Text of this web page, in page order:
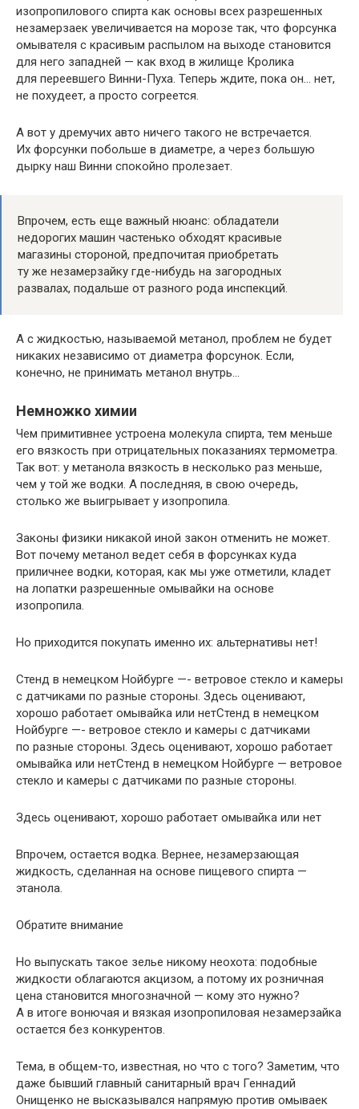
изопропилового спирта как основы всех разрешенных
незамерзаек увеличивается на морозе так, что форсунка
омывателя с красивым распылом на выходе становится
для него западней — как вход в жилище Кролика
для переевшего Винни-Пуха. Теперь ждите, пока он… нет,
не похудеет, а просто согреется.
А вот у дремучих авто ничего такого не встречается.
Их форсунки побольше в диаметре, а через большую
дырку наш Винни спокойно пролезает.
Впрочем, есть еще важный нюанс: обладатели
недорогих машин частенько обходят красивые
магазины стороной, предпочитая приобретать
ту же незамерзайку где-нибудь на загородных
развалах, подальше от разного рода инспекций.
А с жидкостью, называемой метанол, проблем не будет
никаких независимо от диаметра форсунок. Если,
конечно, не принимать метанол внутрь…
Немножко химии
Чем примитивнее устроена молекула спирта, тем меньше
его вязкость при отрицательных показаниях термометра.
Так вот: у метанола вязкость в несколько раз меньше,
чем у той же водки. А последняя, в свою очередь,
столько же выигрывает у изопропила.
Законы физики никакой иной закон отменить не может.
Вот почему метанол ведет себя в форсунках куда
приличнее водки, которая, как мы уже отметили, кладет
на лопатки разрешенные омывайки на основе
изопропила.
Но приходится покупать именно их: альтернативы нет!
Стенд в немецком Нойбурге —- ветровое стекло и камеры
с датчиками по разные стороны. Здесь оценивают,
хорошо работает омывайка или нетСтенд в немецком
Нойбурге —- ветровое стекло и камеры с датчиками
по разные стороны. Здесь оценивают, хорошо работает
омывайка или нетСтенд в немецком Нойбурге — ветровое
стекло и камеры с датчиками по разные стороны.
Здесь оценивают, хорошо работает омывайка или нет
Впрочем, остается водка. Вернее, незамерзающая
жидкость, сделанная на основе пищевого спирта —
этанола.
Обратите внимание
Но выпускать такое зелье никому неохота: подобные
жидкости облагаются акцизом, а потому их розничная
цена становится многозначной — кому это нужно?
А в итоге вонючая и вязкая изопропиловая незамерзайка
остается без конкурентов.
Тема, в общем-то, известная, но что с того? Заметим, что
даже бывший главный санитарный врач Геннадий
Онищенко не высказывался напрямую против омываек